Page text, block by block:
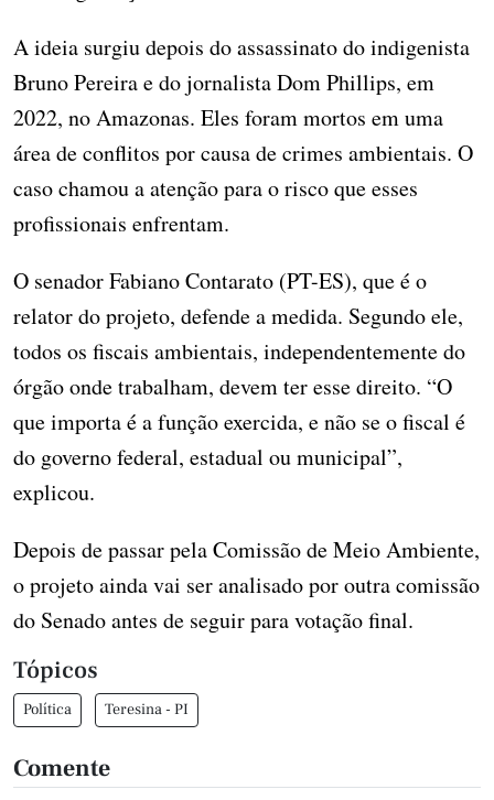
A ideia surgiu depois do assassinato do indigenista
Bruno Pereira e do jornalista Dom Phillips, em
2022, no Amazonas. Eles foram mortos em uma
área de conflitos por causa de crimes ambientais. O
caso chamou a atenção para o risco que esses
profissionais enfrentam.
O senador Fabiano Contarato (PT-ES), que é o
relator do projeto, defende a medida. Segundo ele,
todos os fiscais ambientais, independentemente do
órgão onde trabalham, devem ter esse direito. “O
que importa é a função exercida, e não se o fiscal é
do governo federal, estadual ou municipal”,
explicou.
Depois de passar pela Comissão de Meio Ambiente,
o projeto ainda vai ser analisado por outra comissão
do Senado antes de seguir para votação final.
Tópicos
Política Teresina - PI
Comente